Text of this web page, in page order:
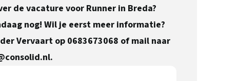
de vacature voor Runner in Breda?
nog! Wil je eerst meer informatie?
Vervaart op 0683673068 of mail naar
.